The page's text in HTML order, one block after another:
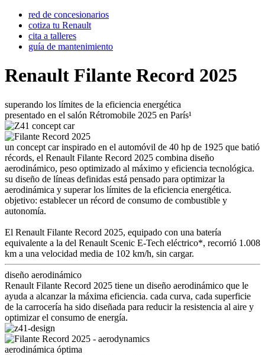
red de concesionarios
cotiza tu Renault
cita a talleres
guía de mantenimiento
Renault Filante Record 2025
superando los límites de la eficiencia energética
presentado en el salón Rétromobile 2025 en París¹
un concept car inspirado en el automóvil de 40 hp de 1925 que batió
récords, el Renault Filante Record 2025 combina diseño
aerodinámico, peso optimizado al máximo y eficiencia tecnológica.
su diseño de líneas definidas está pensado para optimizar la
aerodinámica y superar los límites de la eficiencia energética.
objetivo: establecer un récord de consumo de combustible y
autonomía.
El Renault Filante Record 2025, equipado con una batería
equivalente a la del Renault Scenic E-Tech eléctrico*, recorrió 1.008
km a una velocidad media de 102 km/h, sin cargar.
diseño aerodinámico
Renault Filante Record 2025 tiene un diseño aerodinámico que le
ayuda a alcanzar la máxima eficiencia. cada curva, cada superficie
de la carrocería ha sido diseñada para reducir la resistencia al aire y
optimizar el consumo de energía.
aerodinámica óptima